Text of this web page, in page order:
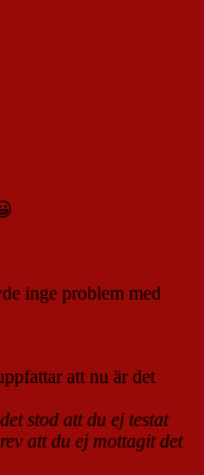
inge problem med
att nu är det
stod att du ej testat
att du ej mottagit det